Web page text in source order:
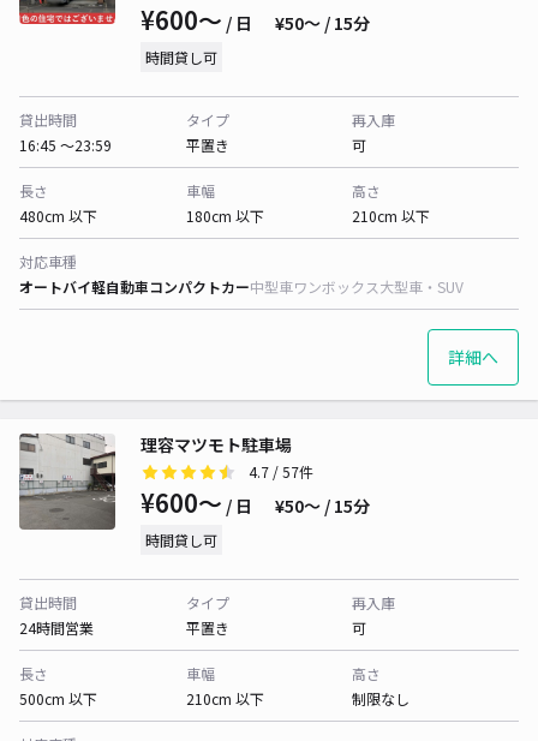
¥600〜 / 日 ¥50〜 / 15分
時間貸し可
貸出時間
16:45 〜23:59
タイプ
平置き
再入庫
可
長さ
480cm 以下
車幅
180cm 以下
高さ
210cm 以下
対応車種
オートバイ軽自動車コンパクトカー中型車ワンボックス大型車・SUV
詳細へ
理容マツモト駐車場
4.7 / 57件
¥600〜 / 日 ¥50〜 / 15分
時間貸し可
貸出時間
24時間営業
タイプ
平置き
再入庫
可
長さ
500cm 以下
車幅
210cm 以下
高さ
制限なし